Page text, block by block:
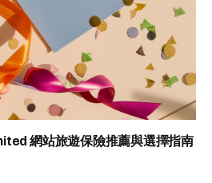
網站旅遊保險推薦與選擇指南